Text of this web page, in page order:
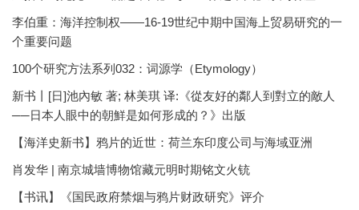
李伯重：海洋控制权——16-19世纪中期中国海上贸易研究的一
个重要问题
100个研究方法系列032：词源学（Etymology）
新书丨[日]池內敏 著; 林美琪 译:《從友好的鄰人到對立的敵人
──日本人眼中的朝鮮是如何形成的？》出版
【海洋史新书】鸦片的近世：荷兰东印度公司与海域亚洲
肖发华 | 南京城墙博物馆藏元明时期铭文火铳
【书讯】《国民政府禁烟与鸦片财政研究》评介